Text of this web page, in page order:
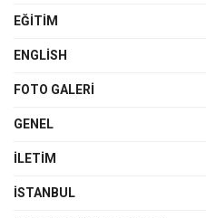
EĞITIM
ENGLISH
FOTO GALERI
GENEL
İLETIM
İSTANBUL